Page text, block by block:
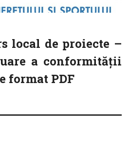
local de proiecte –
a conformității
format PDF